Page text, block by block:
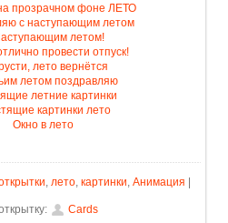
прозрачном фоне ЛЕТО
с наступающим летом
летом!
провести отпуск!
лето вернётся
летом поздравляю
летние картинки
картинки лето
Окно в лето
, лето, картинки, Анимация |
Cards